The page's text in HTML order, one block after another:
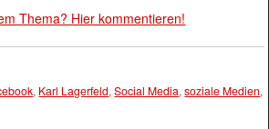
Thema? Hier kommentieren!
, Karl Lagerfeld,Social Media,soziale Medien,